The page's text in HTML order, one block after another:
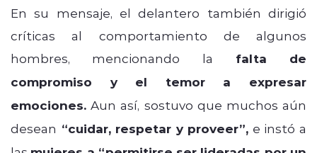
En su mensaje, el delantero también dirigió
críticas al comportamiento de algunos
hombres, mencionando la falta de
compromiso y el temor a expresar
emociones. Aun así, sostuvo que muchos aún
desean “cuidar, respetar y proveer”, e instó a